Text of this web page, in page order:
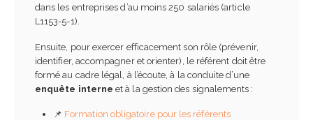
dans les entreprises d’au moins 250 salariés (article
L1153-5-1).
Ensuite, pour exercer efficacement son rôle (prévenir,
identifier, accompagner et orienter), le référent doit être
formé au cadre légal, à l’écoute, à la conduite d’une
enquête interne et à la gestion des signalements :
📌 Formation obligatoire pour les référents